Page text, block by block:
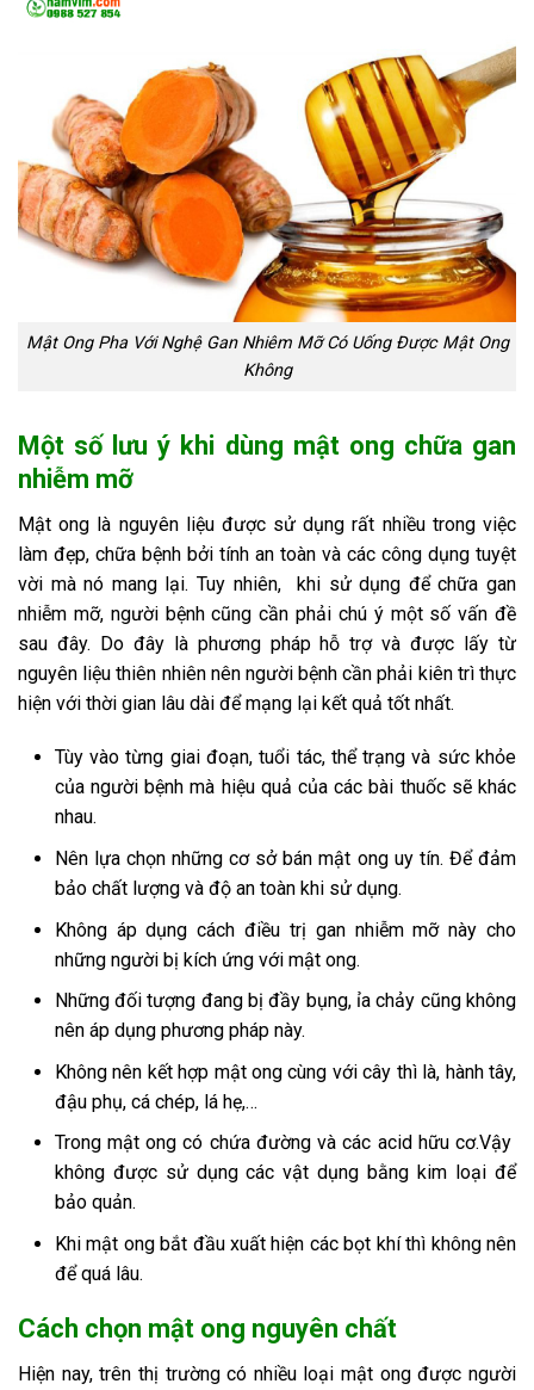
Mật Ong Pha Với Nghệ Gan Nhiêm Mỡ Có Uống Được Mật Ong
Không
Một số lưu ý khi dùng mật ong chữa gan
nhiễm mỡ
Mật ong là nguyên liệu được sử dụng rất nhiều trong việc
làm đẹp, chữa bệnh bởi tính an toàn và các công dụng tuyệt
vời mà nó mang lại. Tuy nhiên, khi sử dụng để chữa gan
nhiễm mỡ, người bệnh cũng cần phải chú ý một số vấn đề
sau đây. Do đây là phương pháp hỗ trợ và được lấy từ
nguyên liệu thiên nhiên nên người bệnh cần phải kiên trì thực
hiện với thời gian lâu dài để mạng lại kết quả tốt nhất.
Tùy vào từng giai đoạn, tuổi tác, thể trạng và sức khỏe
của người bệnh mà hiệu quả của các bài thuốc sẽ khác
nhau.
Nên lựa chọn những cơ sở bán mật ong uy tín. Để đảm
bảo chất lượng và độ an toàn khi sử dụng.
Không áp dụng cách điều trị gan nhiễm mỡ này cho
những người bị kích ứng với mật ong.
Những đối tượng đang bị đầy bụng, ỉa chảy cũng không
nên áp dụng phương pháp này.
Không nên kết hợp mật ong cùng với cây thì là, hành tây,
đậu phụ, cá chép, lá hẹ,…
Trong mật ong có chứa đường và các acid hữu cơ.Vậy
không được sử dụng các vật dụng bằng kim loại để
bảo quản.
Khi mật ong bắt đầu xuất hiện các bọt khí thì không nên
để quá lâu.
Cách chọn mật ong nguyên chất
Hiện nay, trên thị trường có nhiều loại mật ong được người